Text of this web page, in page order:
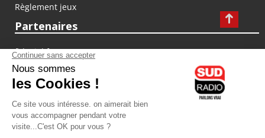
Règlement jeux
Partenaires
fiducial.fr
lyoncapitale.fr
olympique-et-lyonnais.com
L'application Iphone / Android
Téléchargez l'application